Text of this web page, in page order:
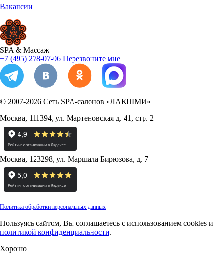
Вакансии
SPA & Массаж
+7 (495) 278-07-06 Перезвоните мне
© 2007-2026 Сеть SPA-салонов «ЛАКШМИ»
Москва, 111394, ул. Мартеновская д. 41, стр. 2
Москва, 123298, ул. Маршала Бирюзова, д. 7
Политика обработки персональных данных
Пользуясь сайтом, Вы соглашаетесь с использованием cookies и
политикой конфиденциальности.
Хорошо